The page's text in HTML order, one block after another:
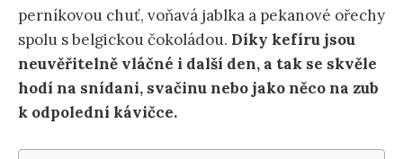
perníkovou chuť, voňavá jablka a pekanové ořechy
spolu s belgickou čokoládou. Díky kefíru jsou
neuvěřitelně vláčné i další den, a tak se skvěle
hodí na snídani, svačinu nebo jako něco na zub
k odpolední kávičce.